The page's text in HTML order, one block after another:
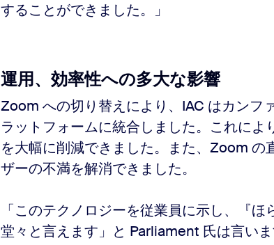
することができました。」
運用、効率性への多大な影響
Zoom への切り替えにより、IAC はカンフ
ラットフォームに統合しました。これによ
を大幅に削減できました。また、Zoom の
ザーの不満を解消できました。
「このテクノロジーを従業員に示し、『
堂々と言えます」と Parliament 氏は言い